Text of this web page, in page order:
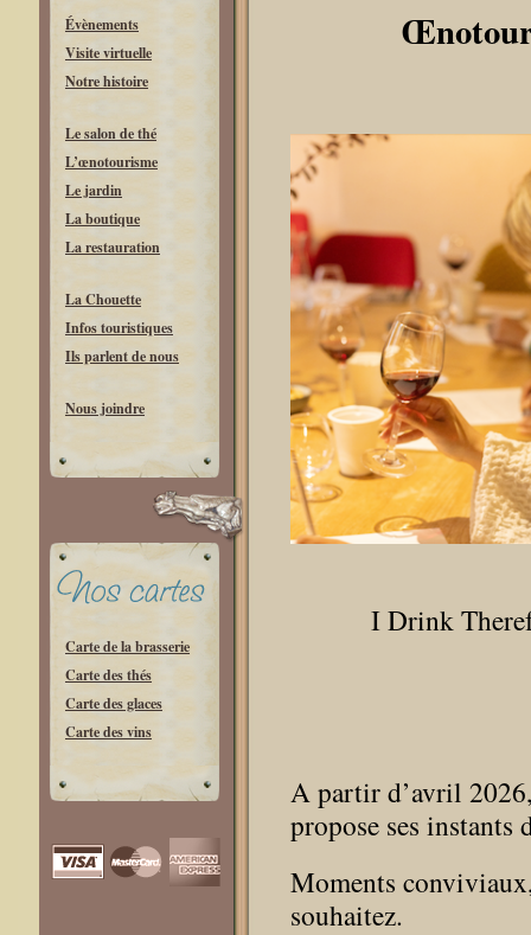
Évènements
Visite virtuelle
Notre histoire
Le salon de thé
L’œnotourisme
Le jardin
La boutique
La restauration
La Chouette
Infos touristiques
Ils parlent de nous
Nous joindre
Carte de la brasserie
Carte des thés
Carte des glaces
Carte des vins
I Drink
A partir d’avril
propose ses instants
Moments
souhaitez.